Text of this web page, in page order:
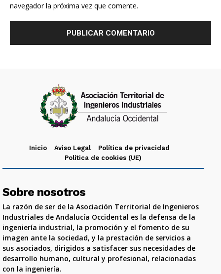
navegador la próxima vez que comente.
Inicio Aviso Legal
Política de privacidad
Política de cookies (UE)
Sobre nosotros
La razón de ser de la Asociación Territorial de Ingenieros
Industriales de Andalucía Occidental es la defensa de la
ingeniería industrial, la promoción y el fomento de su
imagen ante la sociedad, y la prestación de servicios a
sus asociados, dirigidos a satisfacer sus necesidades de
desarrollo humano, cultural y profesional, relacionadas
con la ingeniería.